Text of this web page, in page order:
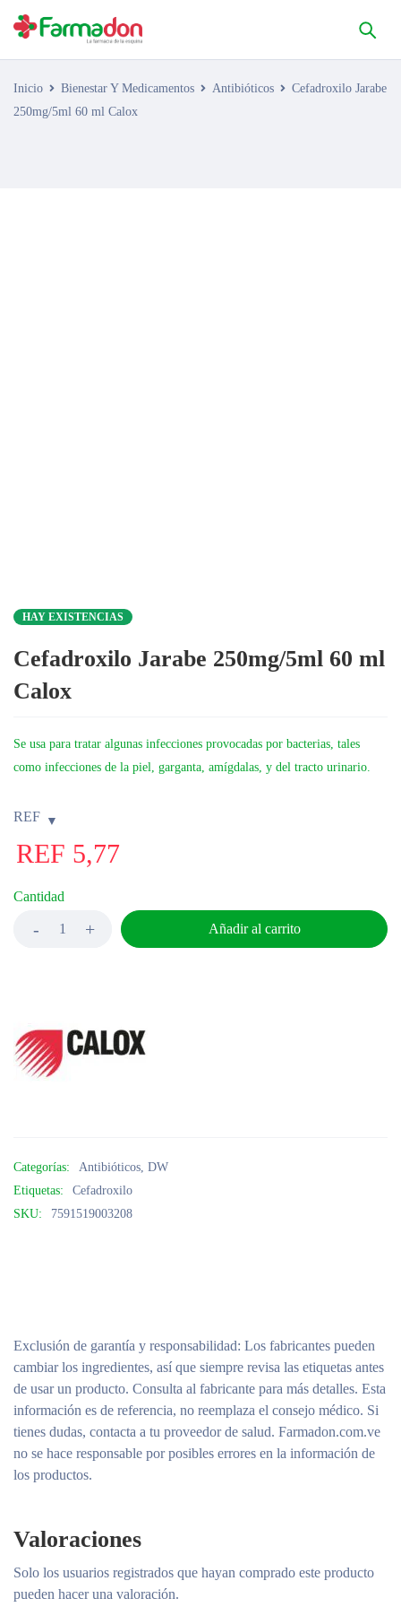
Inicio Bienestar Y Medicamentos Antibióticos
Cefadroxilo Jarabe
250mg/5ml 60 ml Calox
HAY EXISTENCIAS
Cefadroxilo Jarabe 250mg/5ml 60 ml
Calox
Se usa para tratar algunas infecciones provocadas por bacterias, tales
como infecciones de la piel, garganta, amígdalas, y del tracto urinario.
REF
REF 5,77
Cantidad
Añadir al carrito
Categorías: Antibióticos, DW
Etiquetas:
Cefadroxilo
SKU:
7591519003208
Exclusión de garantía y responsabilidad: Los fabricantes pueden
cambiar los ingredientes, así que siempre revisa las etiquetas antes
de usar un producto. Consulta al fabricante para más detalles. Esta
información es de referencia, no reemplaza el consejo médico. Si
tienes dudas, contacta a tu proveedor de salud. Farmadon.com.ve
no se hace responsable por posibles errores en la información de
los productos.
Valoraciones
Solo los usuarios registrados que hayan comprado este producto
pueden hacer una valoración.